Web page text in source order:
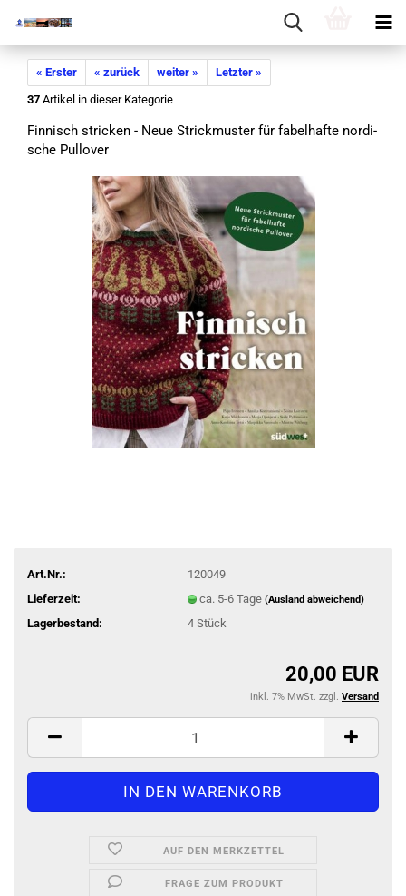
« Erster « zurück weiter »
Letzter »
37 Artikel in dieser Kategorie
Fin­nisch stri­cken - Neue Strick­mus­ter für fa­bel­haf­te nor­di­
sche Pull­over
Art.Nr.:
120049
Lieferzeit:
ca. 5-6 Tage (Ausland abweichend)
Lagerbestand: 4 Stück
20,00 EUR
inkl. 7% MwSt. zzgl. Versand
AUF DEN MERKZETTEL
FRAGE ZUM PRODUKT